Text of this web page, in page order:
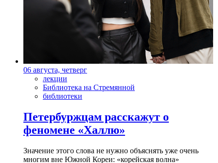
06 августа, четверг
лекции
Библиотека на Стремянной
библиотеки
Петербуржцам расскажут о
феномене «Халлю»
Значение этого слова не нужно объяснять уже очень
многим вне Южной Кореи: «корейская волна»